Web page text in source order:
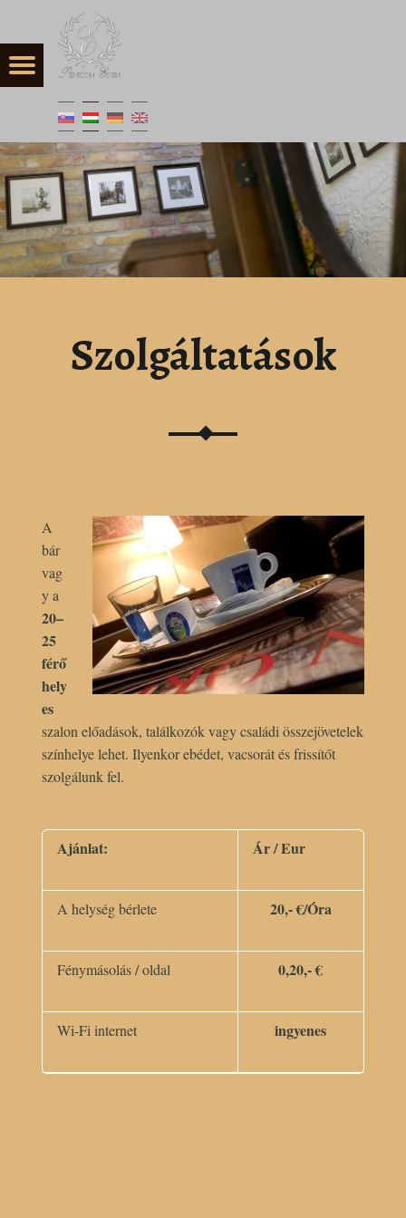
Szolgáltatások
A
bár
vag
y a
20–
25
férő
hely
es
szalon előadások, találkozók vagy családi összejövetelek
színhelye lehet. Ilyenkor ebédet, vacsorát és frissítőt
szolgálunk fel.
Ajánlat: Ár / Eur
A helység bérlete 20,- €/Óra
Fénymásolás / oldal 0,20,- €
Wi-Fi internet ingyenes